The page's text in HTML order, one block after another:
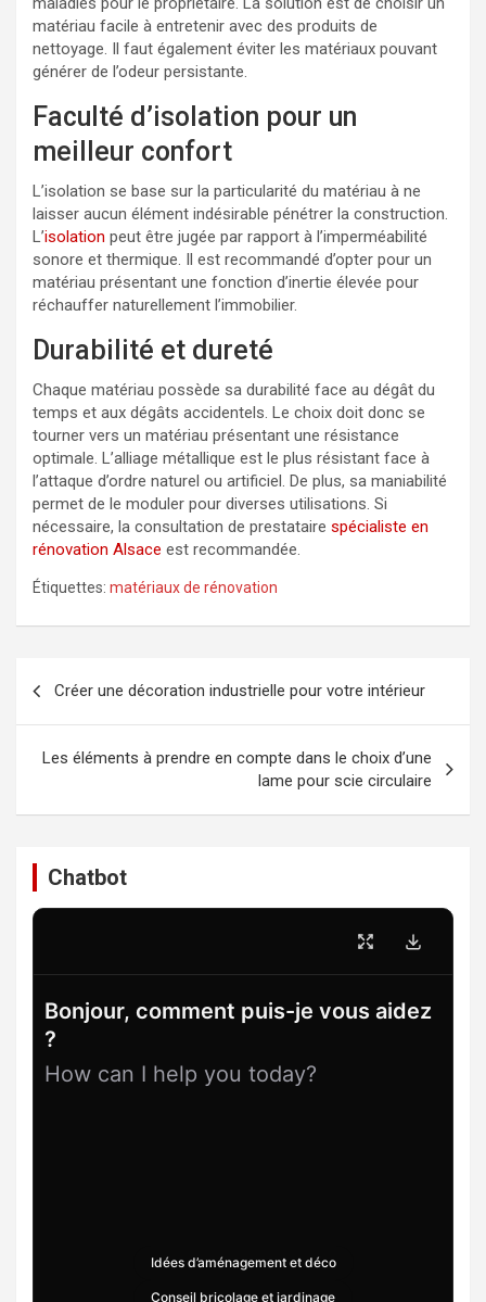
matériau facile à entretenir avec des produits de
nettoyage. Il faut également éviter les matériaux pouvant
générer de l’odeur persistante.
Faculté d’isolation pour un
meilleur confort
L’isolation se base sur la particularité du matériau à ne
laisser aucun élément indésirable pénétrer la construction.
L’isolation peut être jugée par rapport à l’imperméabilité
sonore et thermique. Il est recommandé d’opter pour un
matériau présentant une fonction d’inertie élevée pour
réchauffer naturellement l’immobilier.
Durabilité et dureté
Chaque matériau possède sa durabilité face au dégât du
temps et aux dégâts accidentels. Le choix doit donc se
tourner vers un matériau présentant une résistance
optimale. L’alliage métallique est le plus résistant face à
l’attaque d’ordre naturel ou artificiel. De plus, sa maniabilité
permet de le moduler pour diverses utilisations. Si
nécessaire, la consultation de prestataire spécialiste en
rénovation Alsace est recommandée.
Étiquettes: matériaux de rénovation
l’article
Créer une décoration industrielle pour votre intérieur
Les éléments à prendre en compte dans le choix d’une
lame pour scie circulaire
Chatbot
Bonjour, comment puis-je vous aidez
?
How can I help you today?
Idées d’aménagement et déco
Conseil bricolage et jardinage